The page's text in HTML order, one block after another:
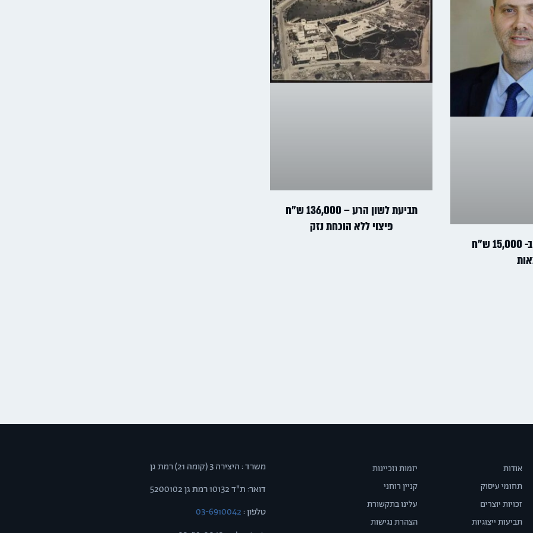
מיקי זוהר חויב ב- 15,000 ש"ח
תביעת לשון הרע – 136,000 ש"ח
פיצוי ללא הוכחת נזק
אודות
תחומי עיסוק
זכויות יוצרים
תביעות ייצוגיות
יזמות וזכיינות
קניין רוחני
עלינו בתקשורת
הצהרת נגישות
משרד : היצירה 3 (קומה 21) רמת גן
דואר: ת"ד 10132 רמת גן 5200102
טלפון :03-6910042